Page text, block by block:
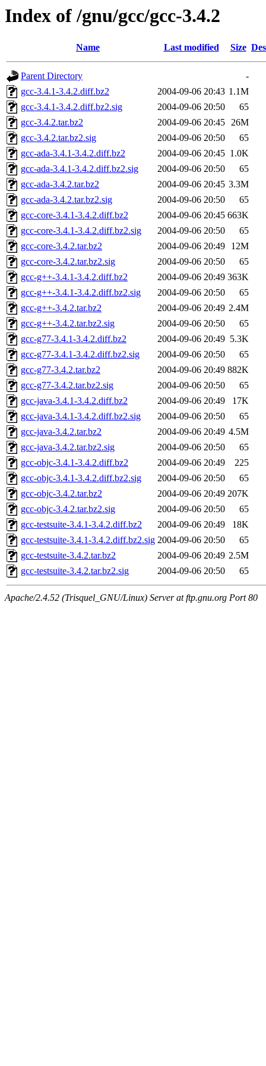
Index of /gnu/gcc/gcc-3.4.2
Name Last modified Size
Parent Directory
-
gcc-3.4.1-3.4.2.diff.bz2
2004-09-06 20:43 1.1M
gcc-3.4.1-3.4.2.diff.bz2.sig
2004-09-06 20:50
65
gcc-3.4.2.tar.bz2
2004-09-06 20:45 26M
gcc-3.4.2.tar.bz2.sig
2004-09-06 20:50
65
gcc-ada-3.4.1-3.4.2.diff.bz2
2004-09-06 20:45 1.0K
gcc-ada-3.4.1-3.4.2.diff.bz2.sig
2004-09-06 20:50
65
gcc-ada-3.4.2.tar.bz2
2004-09-06 20:45 3.3M
gcc-ada-3.4.2.tar.bz2.sig
2004-09-06 20:50
65
gcc-core-3.4.1-3.4.2.diff.bz2
2004-09-06 20:45 663K
gcc-core-3.4.1-3.4.2.diff.bz2.sig
2004-09-06 20:50
65
gcc-core-3.4.2.tar.bz2
2004-09-06 20:49
12M
gcc-core-3.4.2.tar.bz2.sig
2004-09-06 20:50
65
gcc-g++-3.4.1-3.4.2.diff.bz2
2004-09-06 20:49 363K
gcc-g++-3.4.1-3.4.2.diff.bz2.sig
2004-09-06 20:50
65
gcc-g++-3.4.2.tar.bz2
2004-09-06 20:49 2.4M
gcc-g++-3.4.2.tar.bz2.sig
2004-09-06 20:50
65
gcc-g77-3.4.1-3.4.2.diff.bz2
2004-09-06 20:49 5.3K
gcc-g77-3.4.1-3.4.2.diff.bz2.sig
2004-09-06 20:50
65
gcc-g77-3.4.2.tar.bz2
2004-09-06 20:49 882K
gcc-g77-3.4.2.tar.bz2.sig
2004-09-06 20:50
65
gcc-java-3.4.1-3.4.2.diff.bz2
2004-09-06 20:49
17K
gcc-java-3.4.1-3.4.2.diff.bz2.sig
2004-09-06 20:50
65
gcc-java-3.4.2.tar.bz2
2004-09-06 20:49 4.5M
gcc-java-3.4.2.tar.bz2.sig
2004-09-06 20:50
65
gcc-objc-3.4.1-3.4.2.diff.bz2
2004-09-06 20:49
225
gcc-objc-3.4.1-3.4.2.diff.bz2.sig
2004-09-06 20:50
65
gcc-objc-3.4.2.tar.bz2
2004-09-06 20:49 207K
gcc-objc-3.4.2.tar.bz2.sig
2004-09-06 20:50
65
gcc-testsuite-3.4.1-3.4.2.diff.bz2
2004-09-06 20:49
18K
gcc-testsuite-3.4.1-3.4.2.diff.bz2.sig 2004-09-06 20:50
65
gcc-testsuite-3.4.2.tar.bz2
2004-09-06 20:49 2.5M
gcc-testsuite-3.4.2.tar.bz2.sig
2004-09-06 20:50 65
Apache/2.4.52 (Trisquel_GNU/Linux) Server at ftp.gnu.org Port 80